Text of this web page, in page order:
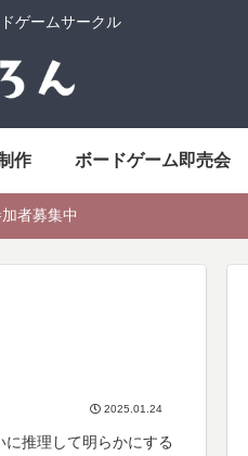
ゲームサークル
作 ボードゲーム即売会
者募集中
2025.01.24
推理して明らかにする